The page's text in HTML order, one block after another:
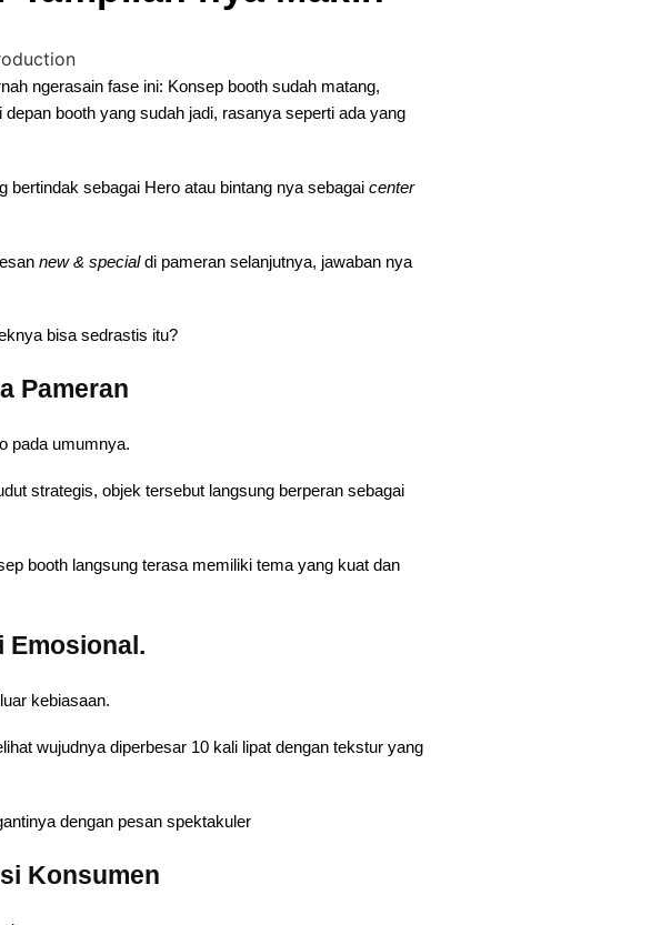
ngerasain fase ini: Konsep booth sudah matang,
booth yang sudah jadi, rasanya seperti ada yang
sebagai Hero atau bintang nya sebagai center
new & specialdi pameran selanjutnya, jawaban nya
bisa sedrastis itu?
Pameran
pada umumnya.
strategis, objek tersebut langsung berperan sebagai
booth langsung terasa memiliki tema yang kuat dan
Emosional.
kebiasaan.
wujudnya diperbesar 10 kali lipat dengan tekstur yang
dengan pesan spektakuler
Konsumen